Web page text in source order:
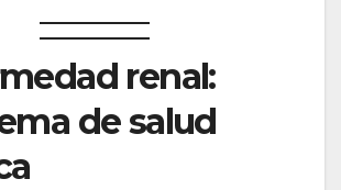
renal:
de salud